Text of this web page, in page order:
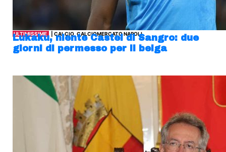
ULTIMISSIME | CALCIO, CALCIOMERCATO NAPOLI
Lukaku, niente Castel di Sangro: due
giorni di permesso per il belga